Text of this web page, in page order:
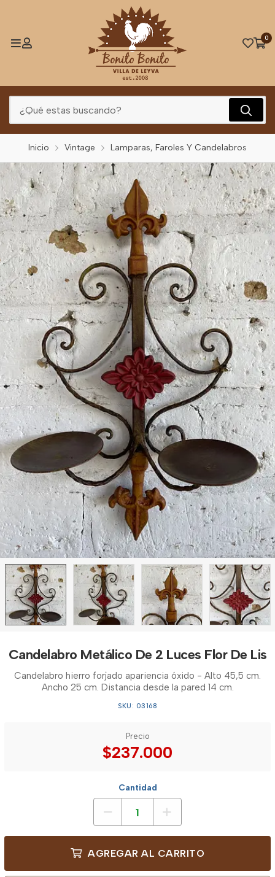
0
Inicio Vintage Lamparas, Faroles Y Candelabros
Candelabro Metálico De 2 Luces Flor De Lis
Candelabro hierro forjado apariencia óxido - Alto 45,5 cm.
Ancho 25 cm. Distancia desde la pared 14 cm.
SKU: 03168
Precio
$237.000
Cantidad
AGREGAR AL CARRITO